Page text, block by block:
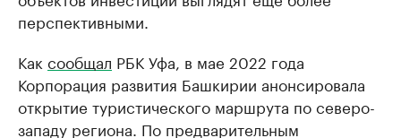
перспективными.
Как сообщал РБК Уфа, в мае 2022 года
Корпорация развития Башкирии анонсировала
открытие туристического маршрута по северо-
западу региона. По предварительным